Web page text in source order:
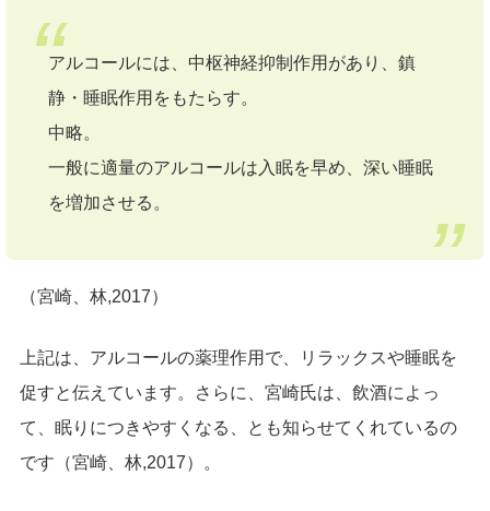
アルコールには、中枢神経抑制作用があり、鎮
静・睡眠作用をもたらす。
中略。
一般に適量のアルコールは入眠を早め、深い睡眠
を増加させる。
（宮崎、林,2017）
上記は、アルコールの薬理作用で、リラックスや睡眠を
促すと伝えています。さらに、宮崎氏は、飲酒によっ
て、眠りにつきやすくなる、とも知らせてくれているの
です（宮崎、林,2017）。